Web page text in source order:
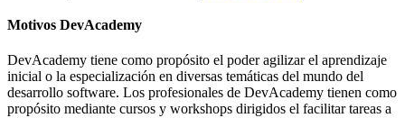
Motivos DevAcademy
DevAcademy tiene como propósito el poder agilizar el aprendizaje
inicial o la especialización en diversas temáticas del mundo del
desarrollo software. Los profesionales de DevAcademy tienen como
propósito mediante cursos y workshops dirigidos el facilitar tareas a